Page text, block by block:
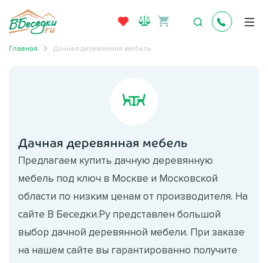
Главная Дачная деревянная мебель
Дачная деревянная мебель
Предлагаем купить дачную деревянную
мебель под ключ в Москве и Московской
области по низким ценам от производителя. На
сайте В Беседки.Ру представлен большой
выбор дачной деревянной мебели. При заказе
на нашем сайте вы гарантированно получите